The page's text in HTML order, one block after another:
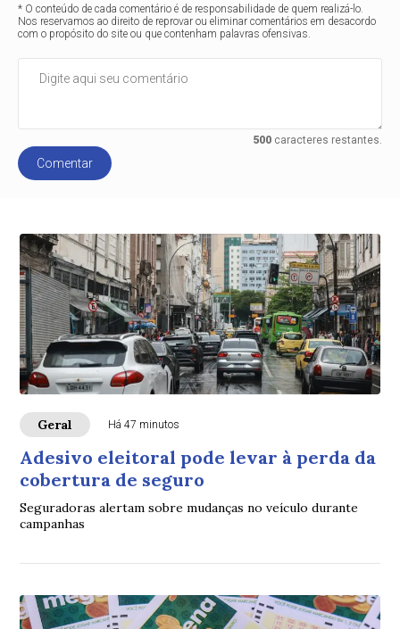
* O conteúdo de cada comentário é de responsabilidade de quem realizá-lo.
Nos reservamos ao direito de reprovar ou eliminar comentários em desacordo
com o propósito do site ou que contenham palavras ofensivas.
500caracteres restantes.
Comentar
Geral Há 47 minutos
Adesivo eleitoral pode levar à perda da
cobertura de seguro
Seguradoras alertam sobre mudanças no veículo durante
campanhas